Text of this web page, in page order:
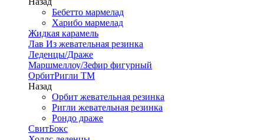
Бебетто мармелад
Харибо мармелад
Жидкая карамель
Лав Из жевательная резинка
Леденцы/Драже
Маршмеллоу/Зефир фигурный
ОрбитРигли ТМ
Назад
Орбит жевательная резинка
Ригли жевательная резинка
Рондо драже
СвитБокс